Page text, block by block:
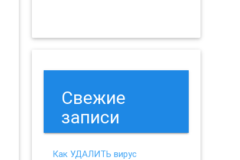
Свежие
записи
Как УДАЛИТЬ вирус